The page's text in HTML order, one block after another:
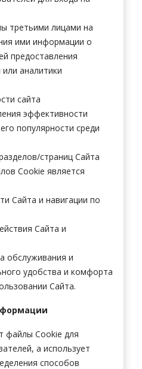
третьими лицами на
ими информации о
предоставления
аналитики
сайта
эффективности
популярности среди
страниц Сайта
Cookie является
Сайта и навигации по
Сайта и
обслуживания и
удобства и комфорта
Сайта.
файлы Cookie для
а использует
способов